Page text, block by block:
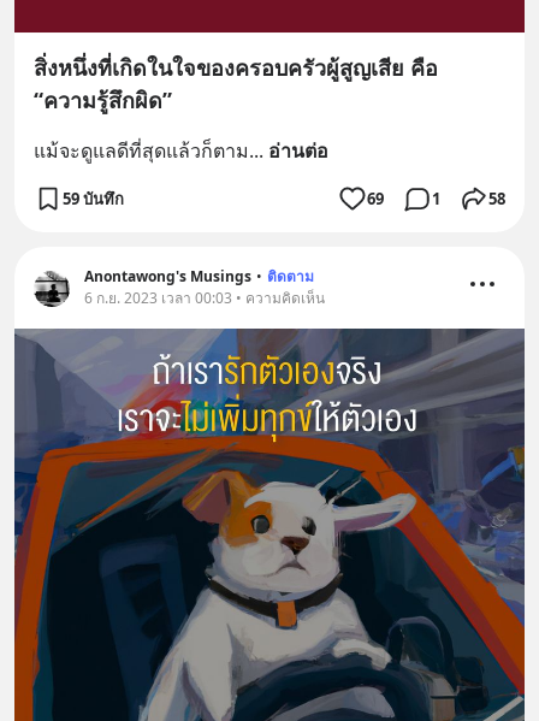
สิ่งหนึ่งที่เกิดในใจของครอบครัวผู้สูญเสีย คือ
“ความรู้สึกผิด”
แม้จะดูแลดีที่สุดแล้วก็ตาม... อ่านต่อ
59 บันทึก 69 1 58
Anontawong's Musings • ติดตาม
6 ก.ย. 2023 เวลา 00:03 • ความคิดเห็น